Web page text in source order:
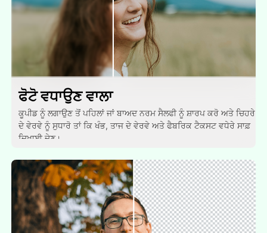
ਫੋਟੋ ਵਧਾਉਣ ਵਾਲਾ
ਕੂਪੀਡ ਨੂੰ ਲਗਾਉਣ ਤੋਂ ਪਹਿਲਾਂ ਜਾਂ ਬਾਅਦ ਨਰਮ ਸੈਲਫੀ ਨੂੰ ਸ਼ਾਰਪ ਕਰੋ ਅਤੇ ਚਿਹਰੇ
ਦੇ ਵੇਰਵੇ ਨੂੰ ਸੁਧਾਰੋ ਤਾਂ ਕਿ ਖੰਭ, ਤਾਜ ਦੇ ਵੇਰਵੇ ਅਤੇ ਫੈਬਰਿਕ ਟੈਕਸਟ ਵਧੇਰੇ ਸਾਫ਼
ਦਿਖਾਈ ਦੇਣ।